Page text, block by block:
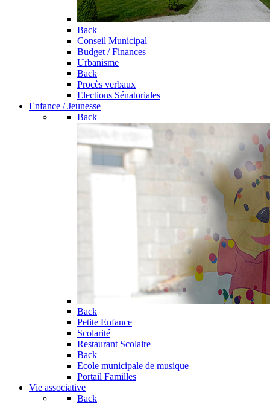
Back
Conseil Municipal
Budget / Finances
Urbanisme
Back
Procès verbaux
Elections Sénatoriales
Enfance / Jeunesse
Back
Back
Petite Enfance
Scolarité
Restaurant Scolaire
Back
Ecole municipale de musique
Portail Familles
Vie associative
Back